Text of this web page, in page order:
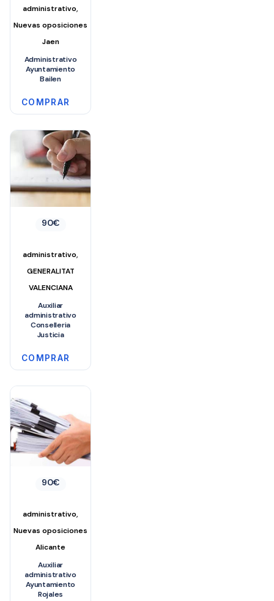
administrativo,
Nuevas oposiciones
Jaen
Administrativo
Ayuntamiento
Bailen
COMPRAR
90€
administrativo,
GENERALITAT
VALENCIANA
Auxiliar
administrativo
Conselleria
Justicia
COMPRAR
90€
administrativo,
Nuevas oposiciones
Alicante
Auxiliar
administrativo
Ayuntamiento
Rojales